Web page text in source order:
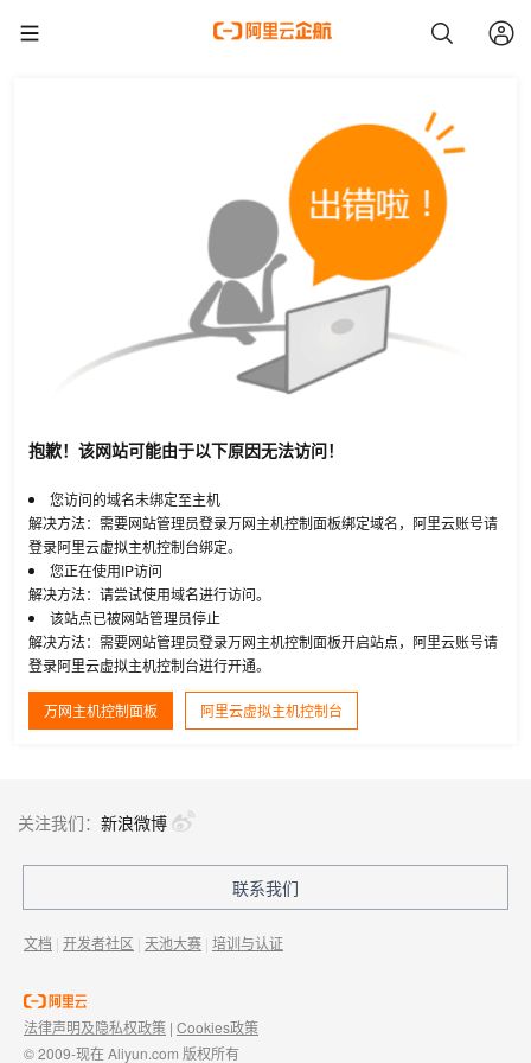
抱歉！该网站可能由于以下原因无法访问！
您访问的域名未绑定至主机
解决方法：需要网站管理员登录万网主机控制面板绑定域名，阿里云账号请
登录阿里云虚拟主机控制台绑定。
您正在使用IP访问
解决方法：请尝试使用域名进行访问。
该站点已被网站管理员停止
解决方法：需要网站管理员登录万网主机控制面板开启站点，阿里云账号请
登录阿里云虚拟主机控制台进行开通。
万网主机控制面板 阿里云虚拟主机控制台